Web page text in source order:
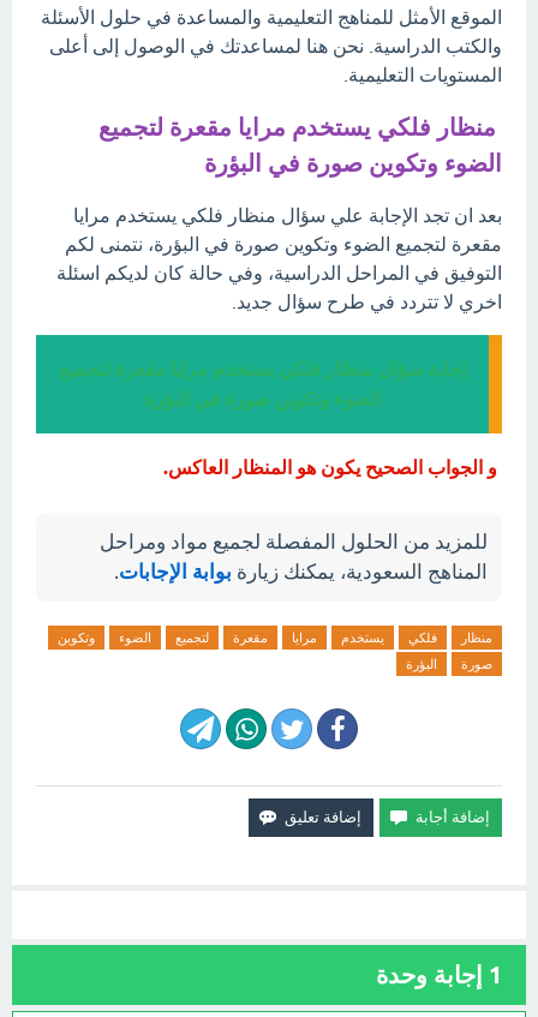
الموقع الأمثل للمناهج التعليمية والمساعدة في حلول الأسئلة
والكتب الدراسية. نحن هنا لمساعدتك في الوصول إلى أعلى
المستويات التعليمية.
منظار فلكي يستخدم مرايا مقعرة لتجميع
الضوء وتكوين صورة في البؤرة
بعد ان تجد الإجابة علي سؤال منظار فلكي يستخدم مرايا
مقعرة لتجميع الضوء وتكوين صورة في البؤرة، نتمنى لكم
التوفيق في المراحل الدراسية، وفي حالة كان لديكم اسئلة
اخري لا تتردد في طرح سؤال جديد.
إجابة سؤال منظار فلكي يستخدم مرايا مقعرة لتجميع
الضوء وتكوين صورة في البؤرة
و الجواب الصحيح يكون هو المنظار العاكس.
للمزيد من الحلول المفصلة لجميع مواد ومراحل
المناهج السعودية، يمكنك زيارة بوابة الإجابات.
منظار فلكي يستخدم مرايا مقعرة لتجميع الضوء
وتكوين
صورة
البؤرة
1 إجابة وحدة